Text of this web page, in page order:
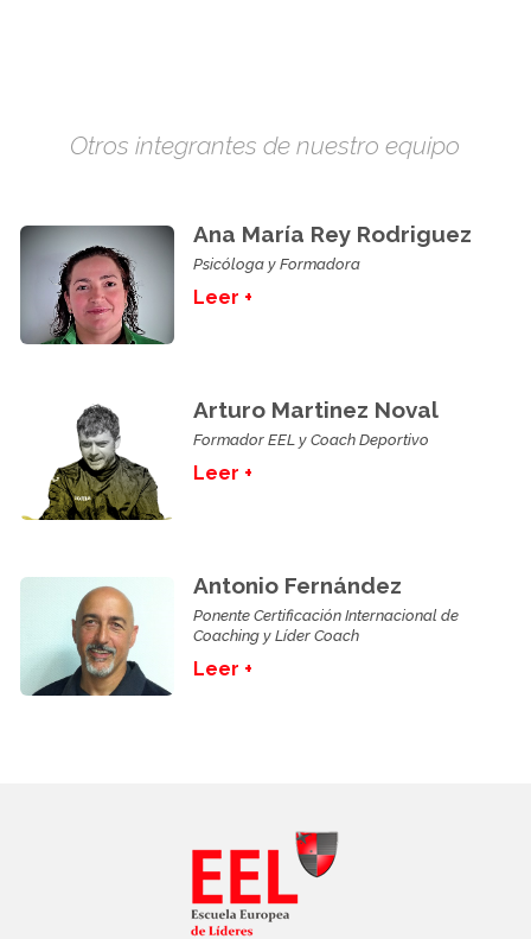
Otros integrantes de nuestro equipo
Ana María Rey Rodriguez
Psicóloga y Formadora
Leer +
Arturo Martinez Noval
Formador EEL y Coach Deportivo
Leer +
Antonio Fernández
Ponente Certificación Internacional de
Coaching y Líder Coach
Leer +